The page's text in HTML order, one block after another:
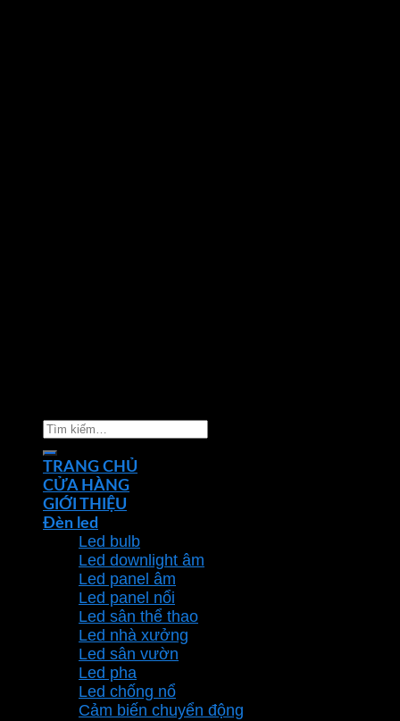
Tìm
kiếm:
TRANG CHỦ
CỬA HÀNG
GIỚI THIỆU
Đèn led
Led bulb
Led downlight âm
Led panel âm
Led panel nổi
Led sân thể thao
Led nhà xưởng
Led sân vườn
Led pha
Led chống nổ
Cảm biến chuyển động